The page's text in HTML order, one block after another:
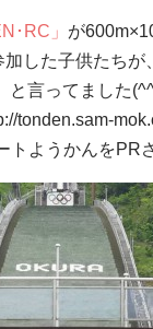
･RC」 が
した子供たち
と言ってました
tonden.sam-
トようかんをPR